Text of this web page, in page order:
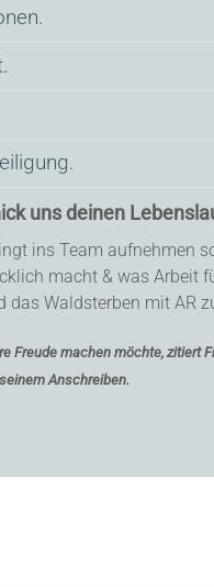
uns deinen
ins Team aufnehmen
macht & was Arbeit
das Waldsterben mit AR
Freude machen möchte, zitiert
Anschreiben.